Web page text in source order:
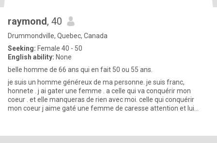
raymond, 40
Drummondville, Quebec, Canada
Seeking: Female 40 - 50
English ability: None
belle homme de 66 ans qui en fait 50 ou 55 ans.
je suis un homme généreux de ma personne. je suis franc,
honnete . j ai gater une femme . a celle qui va conquérir mon
coeur . et elle manqueras de rien avec moi. celle qui conquérir
mon coeur j aime gaté une femme de caresse attention et lui